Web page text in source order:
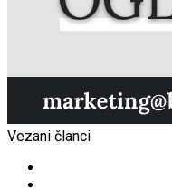
Vezani članci